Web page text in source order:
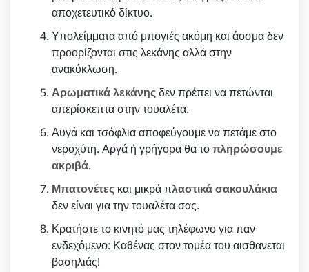
αποχετευτικό δίκτυο.
Υπολείμματα από μπογιές ακόμη και άοσμα δεν
προορίζονται στις λεκάνης αλλά στην
ανακύκλωση.
Αρωματικά λεκάνηςδεν πρέπει να πετώνται
απερίσκεπτα στην τουαλέτα.
Αυγά και τσόφλια αποφεύγουμε να πετάμε στο
νεροχύτη. Αργά ή γρήγορα θα τοπληρώσουμε
ακριβά.
Μπατονέτες και μικρά πλαστικά σακουλάκια
δεν είναι για την τουαλέτα σας.
Κρατήστε το κινητό μας τηλέφωνο για παν
ενδεχόμενο: Καθένας στον τομέα του αισθανεται
βασηλιάς!